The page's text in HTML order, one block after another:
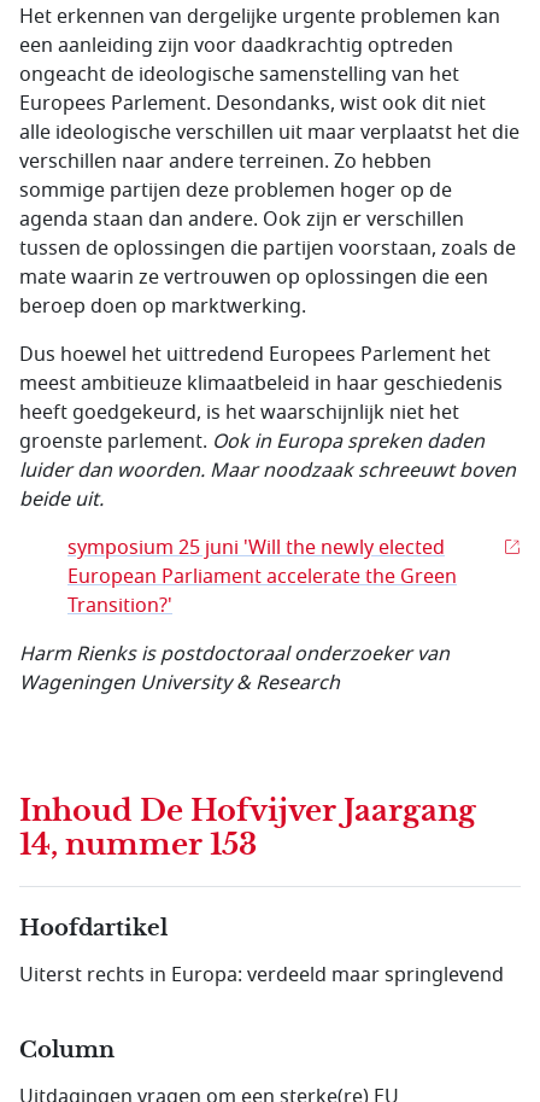
Het erkennen van dergelijke urgente problemen kan
een aanleiding zijn voor daadkrachtig optreden
ongeacht de ideologische samenstelling van het
Europees Parlement. Desondanks, wist ook dit niet
alle ideologische verschillen uit maar verplaatst het die
verschillen naar andere terreinen. Zo hebben
sommige partijen deze problemen hoger op de
agenda staan dan andere. Ook zijn er verschillen
tussen de oplossingen die partijen voorstaan, zoals de
mate waarin ze vertrouwen op oplossingen die een
beroep doen op marktwerking.
Dus hoewel het uittredend Europees Parlement het
meest ambitieuze klimaatbeleid in haar geschiedenis
heeft goedgekeurd, is het waarschijnlijk niet het
groenste parlement. Ook in Europa spreken daden
luider dan woorden. Maar noodzaak schreeuwt boven
beide uit.
symposium 25 juni 'Will the newly elected
European Parliament accelerate the Green
Transition?'
Harm Rienks is postdoctoraal onderzoeker van
Wageningen University & Research
Inhoud De Hofvijver Jaargang
14, nummer 153
Hoofdartikel
Uiterst rechts in Europa: verdeeld maar springlevend
Column